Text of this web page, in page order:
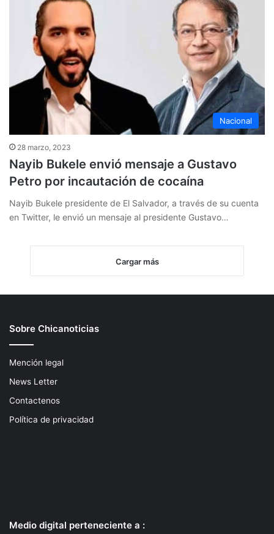
Nacional
28 marzo, 2023
Nayib Bukele envió mensaje a Gustavo
Petro por incautación de cocaína
Nayib Bukele presidente de El Salvador, a través de su cuenta
en Twitter, le envió un mensaje al presidente Gustavo…
Cargar más
Sobre Chicanoticias
Mención legal
News Letter
Contactenos
Política de privacidad
Medio digital perteneciente a :